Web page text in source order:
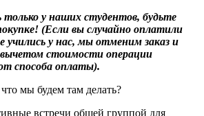
только у наших студентов, будьте
(Если вы случайно оплатили
учились у нас, мы отменим заказ и
вычетом стоимости операции
способа оплаты).
мы будем там делать?
встречи общей группой для